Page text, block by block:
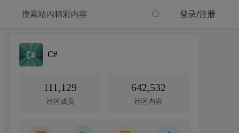
登录/注册
C#
111,129
社区成员
642,532
社区内容